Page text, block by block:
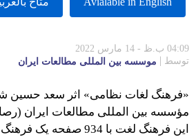
04:09 ب.ظ - 14 مارس 2022
توسط
موسسه بين المللى مطالعات ايران
«فرهنگ لغات نظامی» اثر سعد حسین
مؤسسه بین المللی مطالعات ایران
این فرهنگ لغت با 934